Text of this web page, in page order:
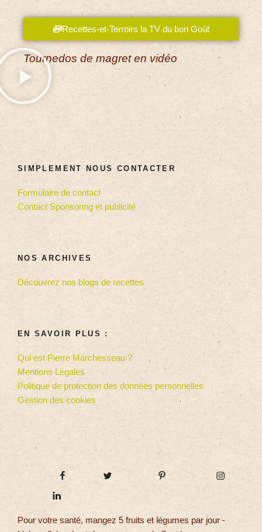
Recettes-et-Terroirs la TV du bon Goût
Tournedos de magret en vidéo
SIMPLEMENT NOUS CONTACTER
Formulaire de contact
Contact Sponsoring et publicité
NOS ARCHIVES
Découvrez nos blogs de recettes
EN SAVOIR PLUS :
Qui est Pierre Marchesseau ?
Mentions Légales
Politique de protection des données personnelles
Gestion des cookies
Pour votre santé, mangez 5 fruits et légumes par jour -